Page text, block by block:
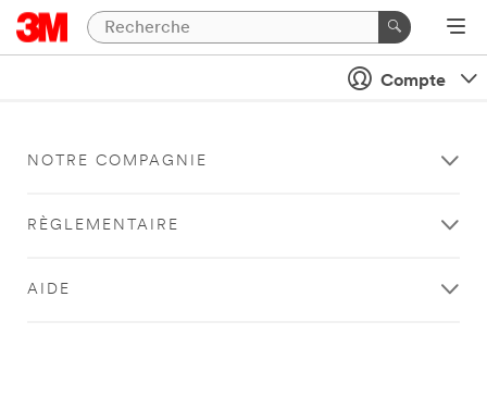
Compte
NOTRE COMPAGNIE
RÈGLEMENTAIRE
AIDE